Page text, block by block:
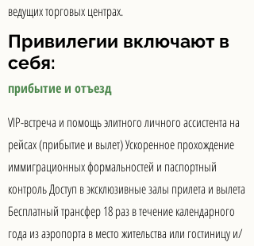
ведущих торговых центрах.
Привилегии включают в
себя:
прибытие и отъезд
VIP-встреча и помощь элитного личного ассистента на
рейсах (прибытие и вылет) Ускоренное прохождение
иммиграционных формальностей и паспортный
контроль Доступ в эксклюзивные залы прилета и вылета
Бесплатный трансфер 18 раз в течение календарного
года из аэропорта в место жительства или гостиницу и/